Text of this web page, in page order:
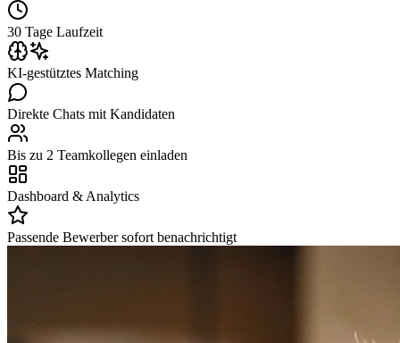
30 Tage Laufzeit
KI-gestütztes Matching
Direkte Chats mit Kandidaten
Bis zu 2 Teamkollegen einladen
Dashboard & Analytics
Passende Bewerber sofort benachrichtigt